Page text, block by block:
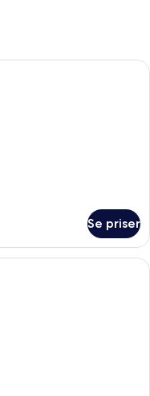
House Double Room |
Se priser
View Balcony Room | Safe